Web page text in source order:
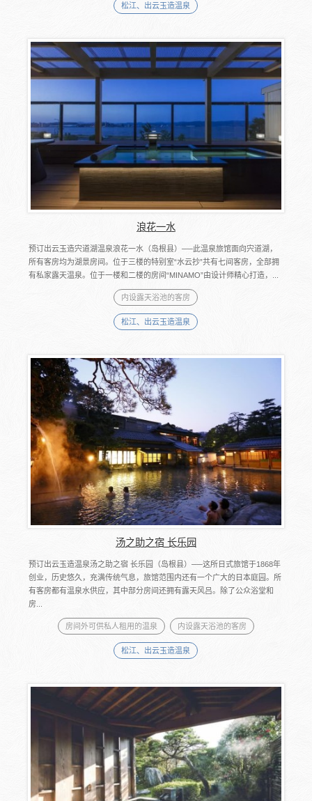
松江、出云玉造温泉
浪花一水
预订出云玉造宍道湖温泉浪花一水（岛根县）──此温泉旅馆面向宍道湖，
所有客房均为湖景房间。位于三楼的特别室“水云抄”共有七间客房，全部拥
有私家露天温泉。位于一楼和二楼的房间“MINAMO”由设计师精心打造，...
内设露天浴池的客房
松江、出云玉造温泉
汤之助之宿 长乐园
预订出云玉造温泉汤之助之宿 长乐园（岛根县）──这所日式旅馆于1868年
创业，历史悠久，充满传统气息，旅馆范围内还有一个广大的日本庭园。所
有客房都有温泉水供应，其中部分房间还拥有露天风吕。除了公众浴堂和
房...
房间外可供私人租用的温泉 内设露天浴池的客房
松江、出云玉造温泉